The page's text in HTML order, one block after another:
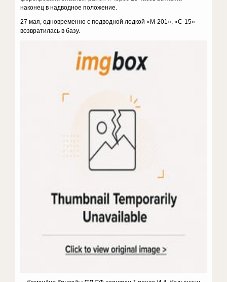
наконец в надводное положение.
27 мая, одновременно с подводной лодкой «М-201», «С-15»
возвратилась в базу.